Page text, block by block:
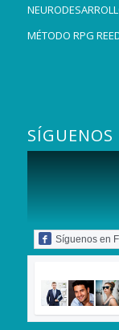
MÉTODO RPG
SÍGUENOS
Síguenos en